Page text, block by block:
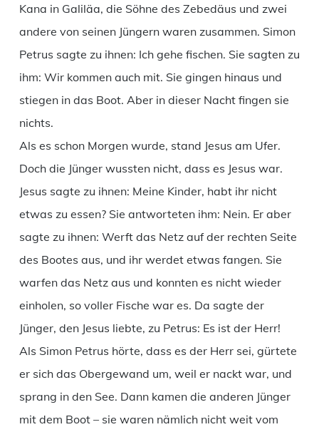
Kana in Galiläa, die Söhne des Zebedäus und zwei
andere von seinen Jüngern waren zusammen. Simon
Petrus sagte zu ihnen: Ich gehe fischen. Sie sagten zu
ihm: Wir kommen auch mit. Sie gingen hinaus und
stiegen in das Boot. Aber in dieser Nacht fingen sie
nichts.
Als es schon Morgen wurde, stand Jesus am Ufer.
Doch die Jünger wussten nicht, dass es Jesus war.
Jesus sagte zu ihnen: Meine Kinder, habt ihr nicht
etwas zu essen? Sie antworteten ihm: Nein. Er aber
sagte zu ihnen: Werft das Netz auf der rechten Seite
des Bootes aus, und ihr werdet etwas fangen. Sie
warfen das Netz aus und konnten es nicht wieder
einholen, so voller Fische war es. Da sagte der
Jünger, den Jesus liebte, zu Petrus: Es ist der Herr!
Als Simon Petrus hörte, dass es der Herr sei, gürtete
er sich das Obergewand um, weil er nackt war, und
sprang in den See. Dann kamen die anderen Jünger
mit dem Boot – sie waren nämlich nicht weit vom